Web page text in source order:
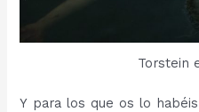
Torstein
Y para los que os lo